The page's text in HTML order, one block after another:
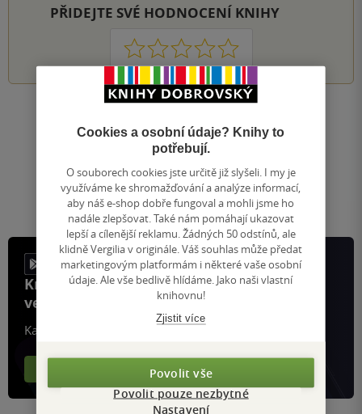
PŘIDEJTE SVÉ HODNOCENÍ KNIHY
1 2 3 4 5
Zobrazeno 20 z 20
1
Přejít
na
stránku
/ 1
Knihy, recenze a klubové výhody
ve vaší kapse a naší appce KDčko
Každý měsíc společně přečteme tisíce knih
Více o klubu
Cookies a osobní údaje? Knihy to
potřebují.
O souborech cookies jste určitě již slyšeli. I my je
využíváme ke shromažďování a analýze informací,
aby náš e-shop dobře fungoval a mohli jsme ho
nadále zlepšovat. Také nám pomáhají ukazovat
lepší a cílenější reklamu. Žádných 50 odstínů, ale
klidně Vergilia v originále. Váš souhlas může předat
marketingovým platformám i některé vaše osobní
údaje. Ale vše bedlivě hlídáme. Jako naši vlastní
knihovnu!
Zjistit více
Povolit vše
Povolit pouze nezbytné
Nastavení